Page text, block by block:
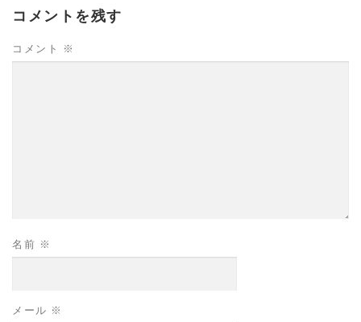
コメントを残す
コメント ※
名前 ※
メール ※